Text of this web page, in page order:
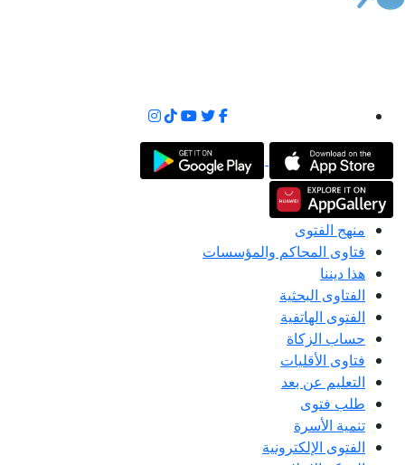
منهج الفتوى
فتاوى المحاكم والمؤسسات
هذا ديننا
الفتاوى البحثية
الفتوى الهاتفية
حساب الزكاة
فتاوى الأقليات
التعليم عن بعد
طلب فتوى
تنمية الأسرة
الفتوى الإلكترونية